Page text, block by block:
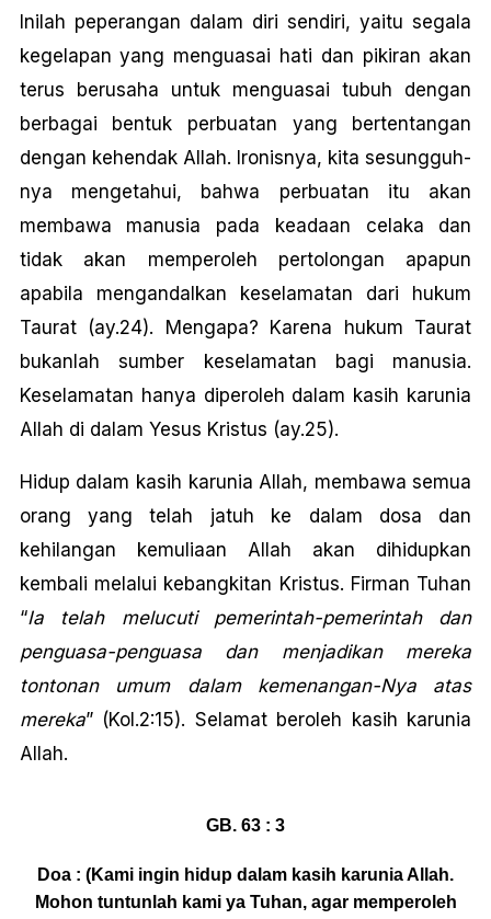
Inilah peperangan dalam diri sendiri, yaitu segala
kegelapan yang menguasai hati dan pikiran akan
terus berusaha untuk menguasai tubuh dengan
berbagai bentuk perbuatan yang bertentangan
dengan kehendak Allah. Ironisnya, kita sesungguh-
nya mengetahui, bahwa perbuatan itu akan
membawa manusia pada keadaan celaka dan
tidak akan memperoleh pertolongan apapun
apabila mengandalkan keselamatan dari hukum
Taurat (ay.24). Mengapa? Karena hukum Taurat
bukanlah sumber keselamatan bagi manusia.
Keselamatan hanya diperoleh dalam kasih karunia
Allah di dalam Yesus Kristus (ay.25).
Hidup dalam kasih karunia Allah, membawa semua
orang yang telah jatuh ke dalam dosa dan
kehilangan kemuliaan Allah akan dihidupkan
kembali melalui kebangkitan Kristus. Firman Tuhan
“Ia telah melucuti pemerintah-pemerintah dan
penguasa-penguasa dan menjadikan mereka
tontonan umum dalam kemenangan-Nya atas
mereka” (Kol.2:15). Selamat beroleh kasih karunia
Allah.
GB. 63 : 3
Doa : (Kami ingin hidup dalam kasih karunia Allah.
Mohon tuntunlah kami ya Tuhan, agar memperoleh